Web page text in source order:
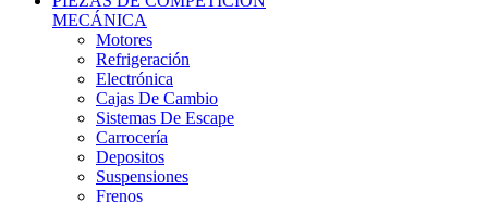
Motores
Refrigeración
Electrónica
Cajas De Cambio
Sistemas De Escape
Carrocería
Depositos
Suspensiones
Frenos
Iluminación